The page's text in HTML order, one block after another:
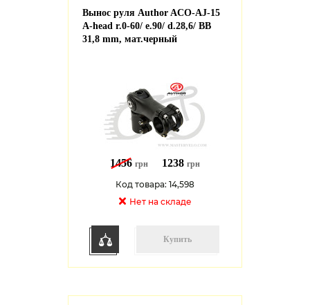
Вынос руля Author ACO-AJ-15
A-head r.0-60/ e.90/ d.28,6/ BB
31,8 mm, мат.черный
1456 грн 1238 грн
Код товара: 14,598
Нет на cкладе
Купить